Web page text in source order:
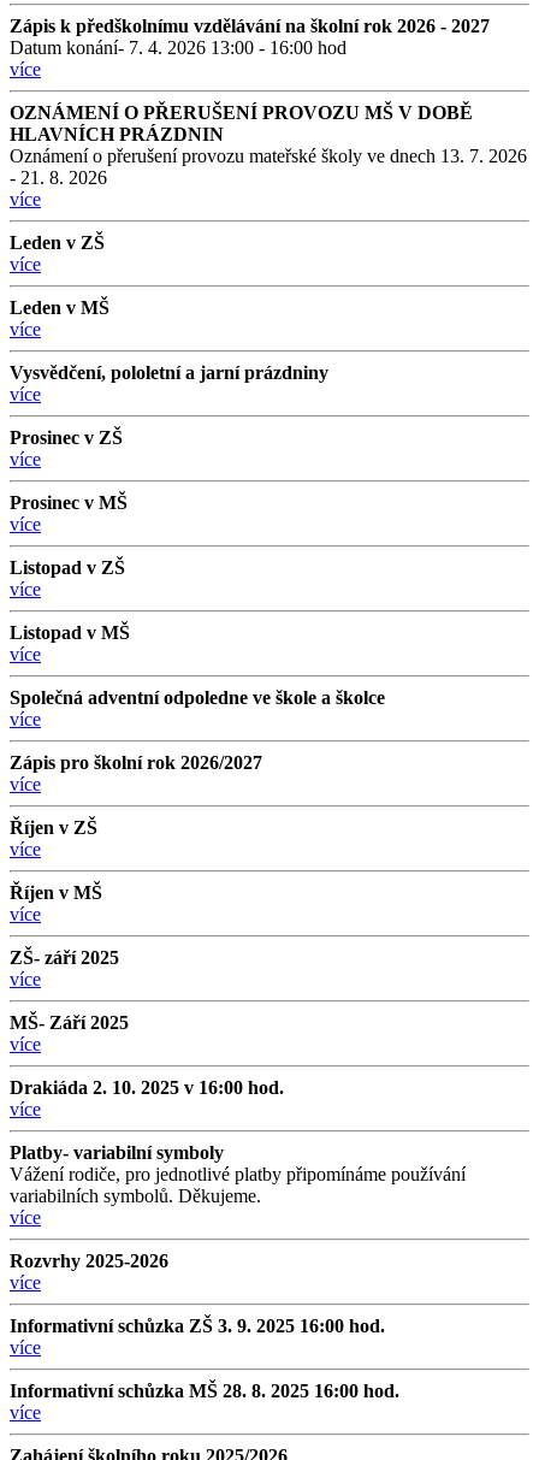
Zápis k předškolnímu vzdělávání na školní rok 2026 - 2027
Datum konání- 7. 4. 2026 13:00 - 16:00 hod
více
OZNÁMENÍ O PŘERUŠENÍ PROVOZU MŠ V DOBĚ
HLAVNÍCH PRÁZDNIN
Oznámení o přerušení provozu mateřské školy ve dnech 13. 7. 2026
- 21. 8. 2026
více
Leden v ZŠ
více
Leden v MŠ
více
Vysvědčení, pololetní a jarní prázdniny
více
Prosinec v ZŠ
více
Prosinec v MŠ
více
Listopad v ZŠ
více
Listopad v MŠ
více
Společná adventní odpoledne ve škole a školce
více
Zápis pro školní rok 2026/2027
více
Říjen v ZŠ
více
Říjen v MŠ
více
ZŠ- září 2025
více
MŠ- Září 2025
více
Drakiáda 2. 10. 2025 v 16:00 hod.
více
Platby- variabilní symboly
Vážení rodiče, pro jednotlivé platby připomínáme používání
variabilních symbolů. Děkujeme.
více
Rozvrhy 2025-2026
více
Informativní schůzka ZŠ 3. 9. 2025 16:00 hod.
více
Informativní schůzka MŠ 28. 8. 2025 16:00 hod.
více
Zahájení školního roku 2025/2026